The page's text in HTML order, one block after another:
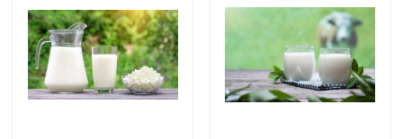
À propos de nous
Visite d'usine